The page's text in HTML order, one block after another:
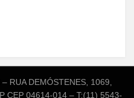
RUA DEMÓSTENES, 1069,
CEP 04614-014 – T:(11) 5543-